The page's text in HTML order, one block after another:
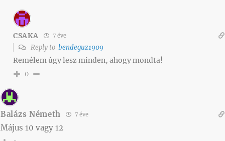
CSAKA 7 éve
Reply to bendeguz1909
Remélem úgy lesz minden, ahogy mondta!
0
Balázs Németh 7 éve
Május 10 vagy 12